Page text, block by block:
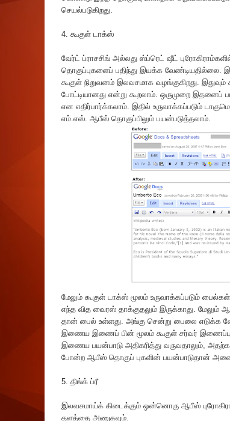
செயல்படுகிறது.
4. கூகுள் டாக்ஸ்
வேர்ட் ப்ராசசிங் அல்லது ஸ்ப்ரெட் ஷீட்
தொகுப்புகளைப் பதிந்து இயக்க
கூகுள் நிறுவனம் இலவசமாக வழங்குகிறது.
போட்டியானது என்று கூறலாம். ஒருமுறை
என எதிர்பார்க்கலாம். இதில் உருவாக்கப்படும்
எம்.எஸ். ஆபீஸ் தொகுப்பிலும் பயன்படுத்தலாம்.
மேலும் கூகுள் டாக்ஸ் மூலம் உருவாக்கப்படும்
எந்த வித வைரஸ் தாக்குதலும் இருக்காது. மேலும்
தான் பைல் உள்ளது. அங்கு சென்று பைலை எடுக்க
இணைய இணைப் பின் மூலம் கூகுள் சர்வர்
இணைய பயன்பாடு அதிகரித்து வருவதாலும்,
போன்ற ஆபீஸ் தொகுப் புகளின் பயன்பாடுதான் அனை
5. திங்க் ப்ரீ
இலவசமாய்க் கிடைக்கும் ஒன்னொரு ஆபீஸ்
தளத்தை அணுகவும்.